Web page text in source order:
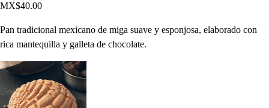
MX$40.00
Pan tradicional mexicano de miga suave y esponjosa, elaborado con
rica mantequilla y galleta de chocolate.